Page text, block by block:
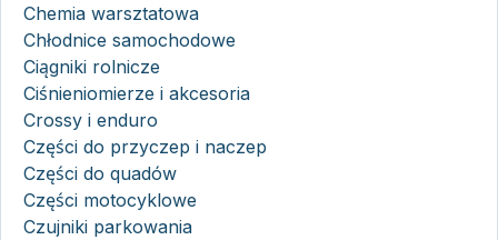
Chemia warsztatowa
Chłodnice samochodowe
Ciągniki rolnicze
Ciśnieniomierze i akcesoria
Crossy i enduro
Części do przyczep i naczep
Części do quadów
Części motocyklowe
Czujniki parkowania